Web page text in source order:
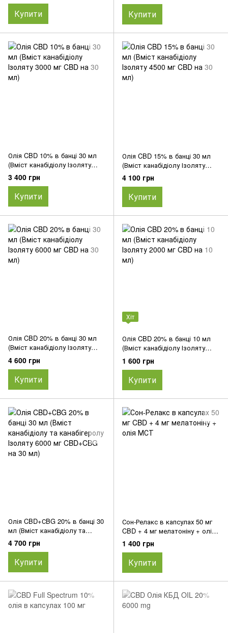
Купити Купити
Олія CBD 10% в банці 30 мл
(Вміст канабідіолу Ізоляту
3000 мг CBD на 30 мл)
3 400 грн
Купити
Олія CBD 15% в банці 30 мл
(Вміст канабідіолу Ізоляту
4500 мг CBD на 30 мл)
4 100 грн
Купити
Олія CBD 20% в банці 30 мл
(Вміст канабідіолу Ізоляту
6000 мг CBD на 30 мл)
4 600 грн
Купити
Хіт
Олія CBD 20% в банці 10 мл
(Вміст канабідіолу Ізоляту
2000 мг CBD на 10 мл)
1 600 грн
Купити
Олія CBD+СBG 20% в банці 30
мл (Вміст канабідіолу та
канабігеролу Ізоляту 6000 мг
CBD+CBG на 30 мл)
4 700 грн
Купити
Сон-Релакс в капсулах 50 мг
CBD + 4 мг мелатоніну + олія
МСТ
1 400 грн
Купити